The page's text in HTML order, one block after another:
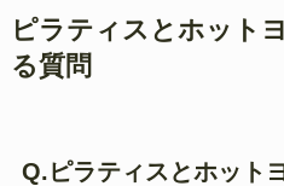
ピラティスとホット
る質問
Q.ピラティスとホット